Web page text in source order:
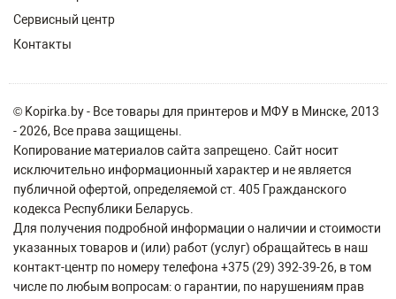
Сервисный центр
Контакты
© Kopirka.by - Все товары для принтеров и МФУ в Минске, 2013
- 2026, Все права защищены.
Копирование материалов сайта запрещено. Сайт носит
исключительно информационный характер и не является
публичной офертой, определяемой ст. 405 Гражданского
кодекса Республики Беларусь.
Для получения подробной информации о наличии и стоимости
указанных товаров и (или) работ (услуг) обращайтесь в наш
контакт-центр по номеру телефона +375 (29) 392-39-26, в том
числе по любым вопросам: о гарантии, по нарушениям прав